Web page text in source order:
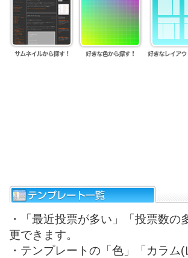
・「最近投票が多い」「投票数
更できます。
・テンプレートの「色」「カラ